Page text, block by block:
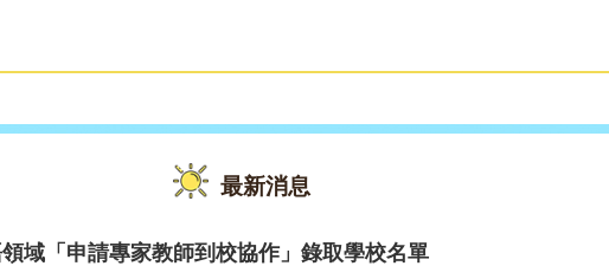
最新消息
域「申請專家教師到校協作」錄取學校名單